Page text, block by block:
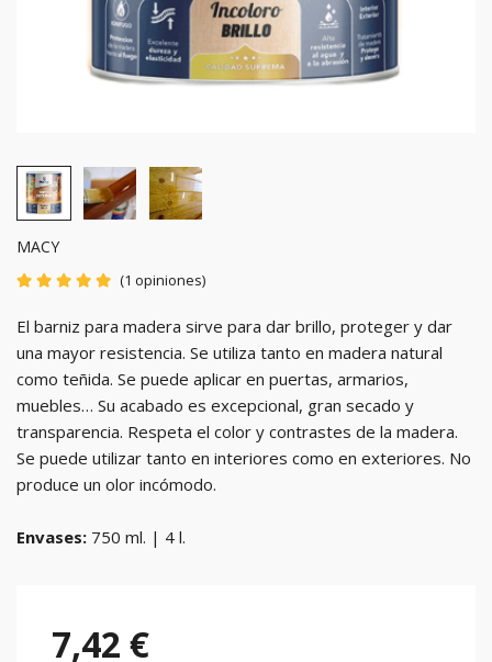
MACY
(1 opiniones)
El barniz para madera sirve para dar brillo, proteger y dar
una mayor resistencia. Se utiliza tanto en madera natural
como teñida. Se puede aplicar en puertas, armarios,
muebles… Su acabado es excepcional, gran secado y
transparencia. Respeta el color y contrastes de la madera.
Se puede utilizar tanto en interiores como en exteriores. No
produce un olor incómodo.
Envases: 750 ml. | 4 l.
7,42 €